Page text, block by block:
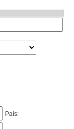
País: